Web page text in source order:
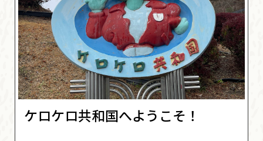
ケロケロ共和国へようこそ！